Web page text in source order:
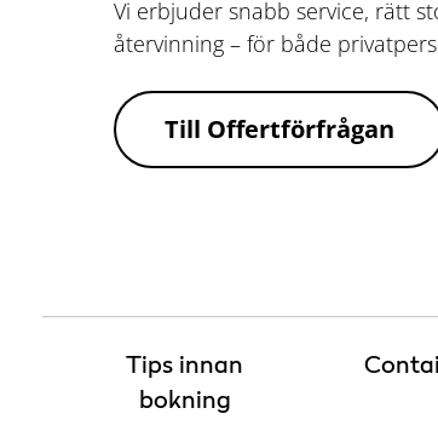
Vi erbjuder snabb service, rätt
återvinning – för både
Till Offertförfrågan
Tips innan
bokning